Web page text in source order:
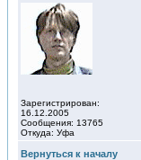
Зарегистрирован:
16.12.2005
Сообщения: 13765
Откуда: Уфа
Вернуться к началу